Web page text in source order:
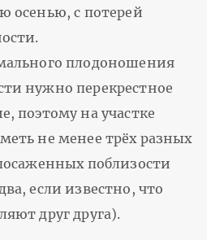
осенью, с потерей
плодоношения
нужно перекрестное
поэтому на участке
не менее трёх разных
поблизости
если известно, что
друг друга).